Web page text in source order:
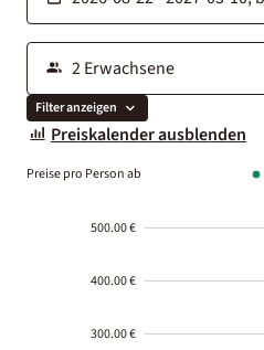
Filter anzeigen
Preiskalender ausblenden
Preise pro Person ab
500.00 €
400.00 €
300.00 €